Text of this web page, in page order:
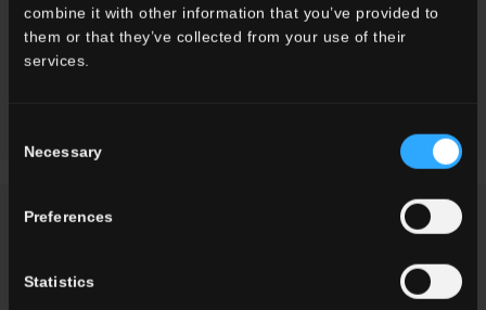
combine it with other information that you’ve provided to
them or that they’ve collected from your use of their
services.
Selection
Necessary
Preferences
Statistics
design e tradizione in un'ambientazione che guarda al
futuro.